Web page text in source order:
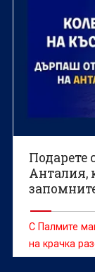
Подарете
Анталия,
С Палмите
на крачка